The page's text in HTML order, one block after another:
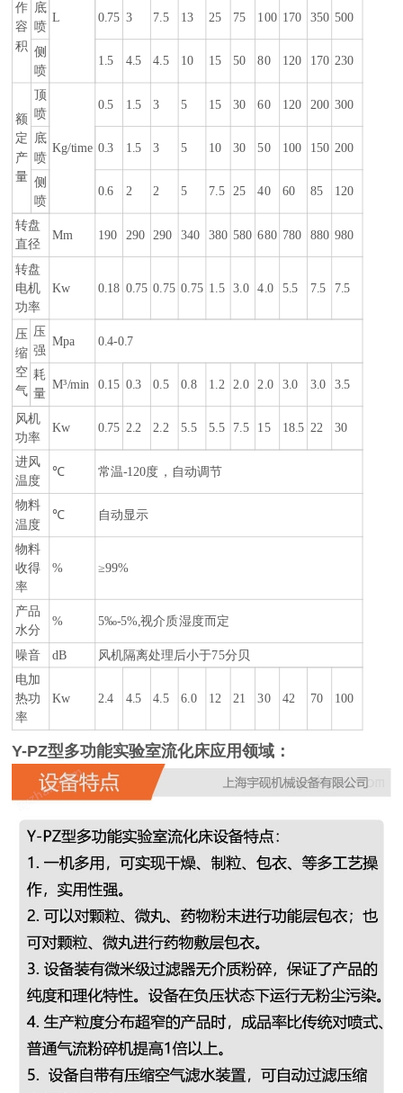
作
容
积
L
底
喷
0.75 3 7.5 13 25 75 100 170 350 500
侧
喷
1.5 4.5 4.5 10 15 50 80 120 170 230
额
定
产
量
顶
喷
Kg/time
0.5 1.5 3 5 15 30 60 120 200 300
底
喷
0.3 1.5 3 5 10 30 50 100 150 200
侧
喷
0.6 2 2 5 7.5 25 40 60 85 120
转盘
直径
Mm 190 290 290 340 380 580 680 780 880 980
转盘
电机
功率
Kw 0.18 0.75 0.75 0.75 1.5 3.0 4.0 5.5 7.5 7.5
压
缩
空
气
压
强
Mpa 0.4-0.7
耗
量
M³/min 0.15 0.3 0.5 0.8 1.2 2.0 2.0 3.0 3.0 3.5
风机
功率
Kw 0.75 2.2 2.2 5.5 5.5 7.5 15 18.5 22 30
进风
温度
℃ 常温-120度，自动调节
物料
温度
℃ 自动显示
物料
收得
率
% ≥99%
产品
水分
% 5‰-5%,视介质湿度而定
噪音 dB
风机隔离处理后小于75分贝
电加
热功
率
Kw 2.4 4.5 4.5 6.0 12 21 30 42 70 100
Y-PZ型多功能实验室流化床应用领域：